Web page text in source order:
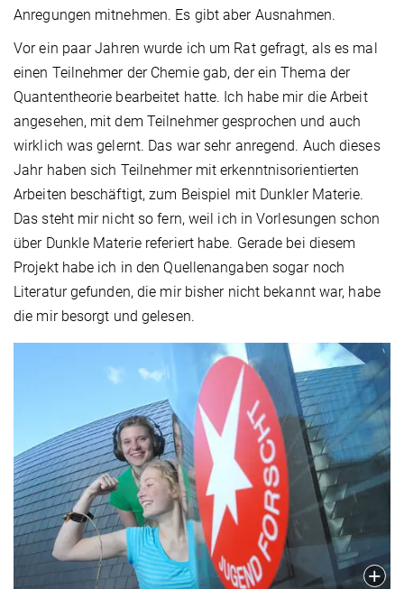
Anregungen mitnehmen. Es gibt aber Ausnahmen.
Vor ein paar Jahren wurde ich um Rat gefragt, als es mal
einen Teilnehmer der Chemie gab, der ein Thema der
Quantentheorie bearbeitet hatte. Ich habe mir die Arbeit
angesehen, mit dem Teilnehmer gesprochen und auch
wirklich was gelernt. Das war sehr anregend. Auch dieses
Jahr haben sich Teilnehmer mit erkenntnisorientierten
Arbeiten beschäftigt, zum Beispiel mit Dunkler Materie.
Das steht mir nicht so fern, weil ich in Vorlesungen schon
über Dunkle Materie referiert habe. Gerade bei diesem
Projekt habe ich in den Quellenangaben sogar noch
Literatur gefunden, die mir bisher nicht bekannt war, habe
die mir besorgt und gelesen.